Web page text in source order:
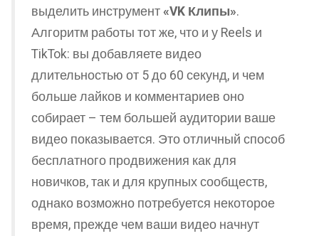
выделить инструмент«VK Клипы».
Алгоритм работы тот же, что и у Reels и
TikTok: вы добавляете видео
длительностью от 5 до 60 секунд, и чем
больше лайков и комментариев оно
собирает – тем большей аудитории ваше
видео показывается. Это отличный способ
бесплатного продвижения как для
новичков, так и для крупных сообществ,
однако возможно потребуется некоторое
время, прежде чем ваши видео начнут